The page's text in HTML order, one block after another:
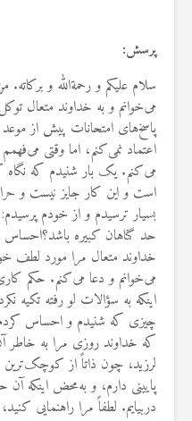
پرسش:
سلام علیکم و رحمة‌الله و
می‌خوانم و به خداوند متعال
پاسخ‌های امتحانات پیش از
اعتماد نمی‌کنم، اما وقتی
می‌کنم. یک بار شنیدم که نگاه
است و این کار جایز نیست و
بسیار ترسیدم و از خودم
حد گناهان کبیره باشد؟احساس
خداوند متعال مرا مورد لطف خود
می‌خوانم و دعا می‌کنم. حکم
اینکه به سؤالات لو رفته تکیه
چیزی که شنیدم و احساس کردم
که خداوند روزی مرا به خاطر
لرزید، چون ذاتاً از
پایینی دارم، و به‌محض اینکه
دربیایم. لطفاً مرا راهنمایی
19 نمایش ها
آیا سوراخ
کشتن آن
دیوار،
آینده داشت؟
8 جولای 2026
24 نمایش ها
منظور از
ساختن یا
15 نمایش ها